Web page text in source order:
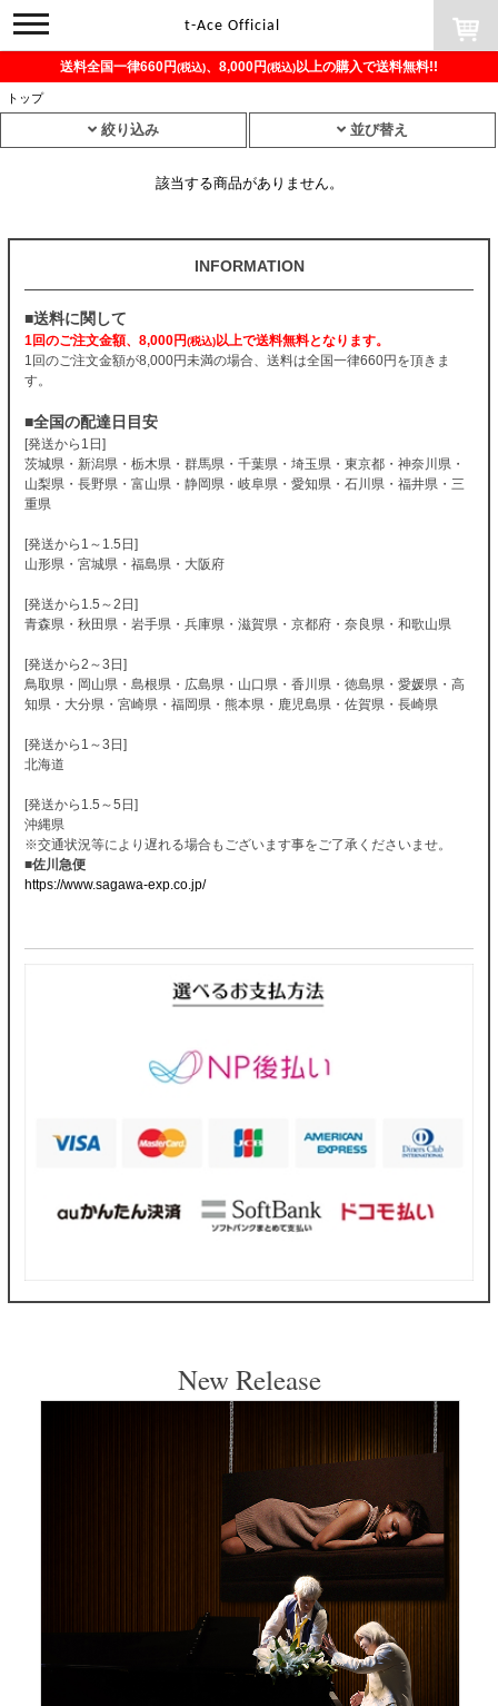
toggle
navigation
t-Ace Official
送料全国一律660円(税込)、8,000円(税込)以上の購入で送料無料!!
トップ
絞り込み 並び替え
該当する商品がありません。
INFORMATION
■送料に関して
1回のご注文金額、8,000円(税込)以上で送料無料となります。
1回のご注文金額が8,000円未満の場合、送料は全国一律660円を頂きま
す。
■全国の配達日目安
[発送から1日]
茨城県・新潟県・栃木県・群馬県・千葉県・埼玉県・東京都・神奈川県・
山梨県・長野県・富山県・静岡県・岐阜県・愛知県・石川県・福井県・三
重県
[発送から1～1.5日]
山形県・宮城県・福島県・大阪府
[発送から1.5～2日]
青森県・秋田県・岩手県・兵庫県・滋賀県・京都府・奈良県・和歌山県
[発送から2～3日]
鳥取県・岡山県・島根県・広島県・山口県・香川県・徳島県・愛媛県・高
知県・大分県・宮崎県・福岡県・熊本県・鹿児島県・佐賀県・長崎県
[発送から1～3日]
北海道
[発送から1.5～5日]
沖縄県
※交通状況等により遅れる場合もございます事をご了承くださいませ。
■佐川急便
https://www.sagawa-exp.co.jp/
New Release